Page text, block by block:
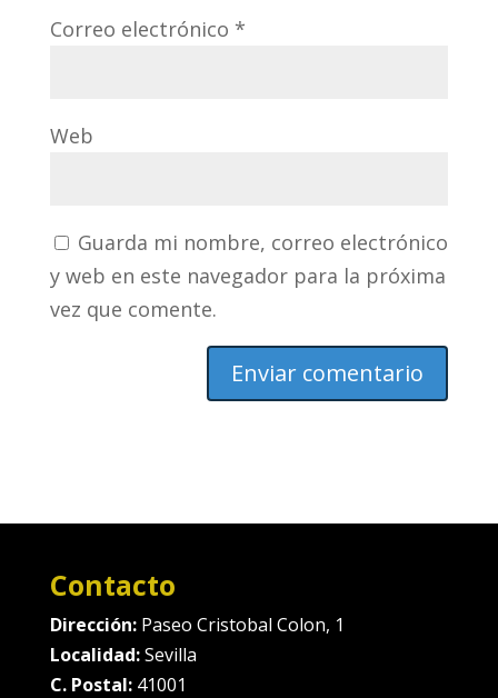
Correo electrónico *
Web
Guarda mi nombre, correo electrónico
y web en este navegador para la próxima
vez que comente.
Contacto
Dirección: Paseo Cristobal Colon, 1
Localidad:Sevilla
C. Postal:41001